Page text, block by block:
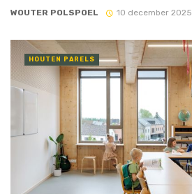
WOUTER POLSPOEL 10 december 2025
HOUTEN PARELS